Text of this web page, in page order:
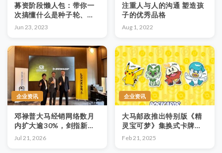
募资阶段懒人包：带你一
次搞懂什么是种子轮、天
使轮、A轮、B轮、C轮
Jun 23, 2023
注重人与人的沟通 塑造孩
子的优秀品格￼
Aug 1, 2022
企业资讯
邓禄普大马经销网络数月
内扩大逾30%，剑指新兴
高端轮胎市场
Jul 21, 2026
企业资讯
大马邮政推出特别版《精
灵宝可梦》集换式卡牌游
戏（TCG）邮票套装
Feb 21, 2025